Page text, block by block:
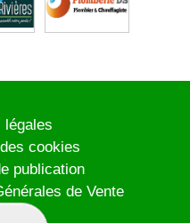
légales
cookies
publication
de Vente